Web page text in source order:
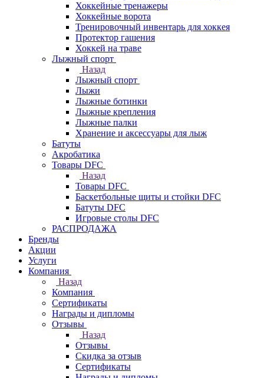
Хоккейные тренажеры
Хоккейные ворота
Тренировочный инвентарь для хоккея
Протектор гашения
Хоккей на траве
Лыжный спорт
Назад
Лыжный спорт
Лыжи
Лыжные ботинки
Лыжные крепления
Лыжные палки
Хранение и аксессуары для лыж
Батуты
Акробатика
Товары DFC
Назад
Товары DFC
Баскетбольные щиты и стойки DFC
Батуты DFC
Игровые столы DFC
РАСПРОДАЖА
Бренды
Акции
Услуги
Компания
Назад
Компания
Сертификаты
Награды и дипломы
Отзывы
Назад
Отзывы
Скидка за отзыв
Сертификаты